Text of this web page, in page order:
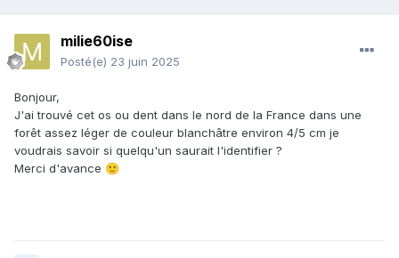
milie60ise
Posté(e) 23 juin 2025
Bonjour,
J'ai trouvé cet os ou dent dans le nord de la France dans une
forêt assez léger de couleur blanchâtre environ 4/5 cm je
voudrais savoir si quelqu'un saurait l'identifier ?
Merci d'avance 🙂